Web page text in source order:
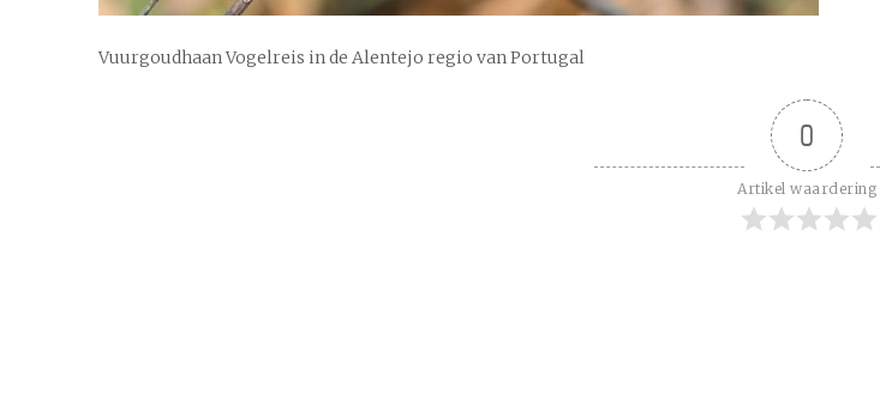
Vuurgoudhaan Vogelreis in de Alentejo regio van Portugal
0
Artikel waardering